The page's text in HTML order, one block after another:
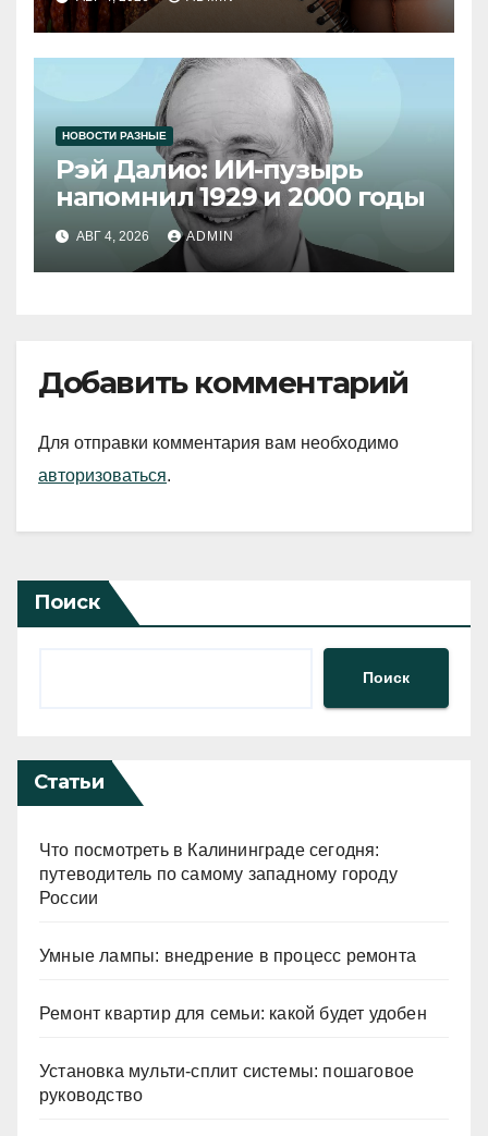
НОВОСТИ РАЗНЫЕ
Рэй Далио: ИИ-пузырь
напомнил 1929 и 2000 годы
АВГ 4, 2026 ADMIN
Добавить комментарий
Для отправки комментария вам необходимо
авторизоваться.
Поиск
Поиск
Статьи
Что посмотреть в Калининграде сегодня:
путеводитель по самому западному городу
России
Умные лампы: внедрение в процесс ремонта
Ремонт квартир для семьи: какой будет удобен
Установка мульти-сплит системы: пошаговое
руководство